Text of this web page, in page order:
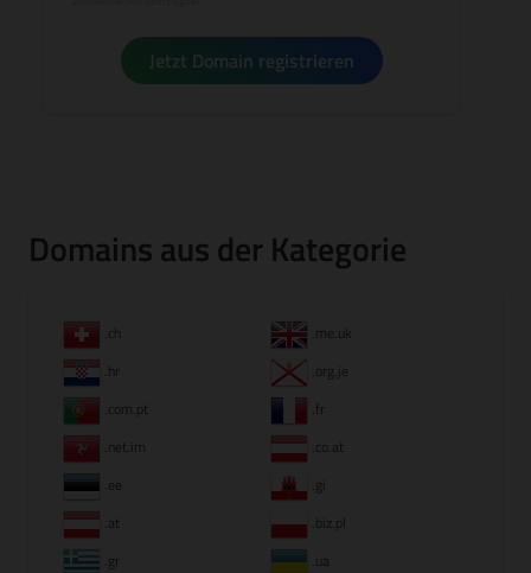
Jetzt Domain registrieren
Domains aus der Kategorie
.ch
.me.uk
.hr
.org.je
.com.pt
.fr
.net.im
.co.at
.gi
.at
.biz.pl
.gr
.ua